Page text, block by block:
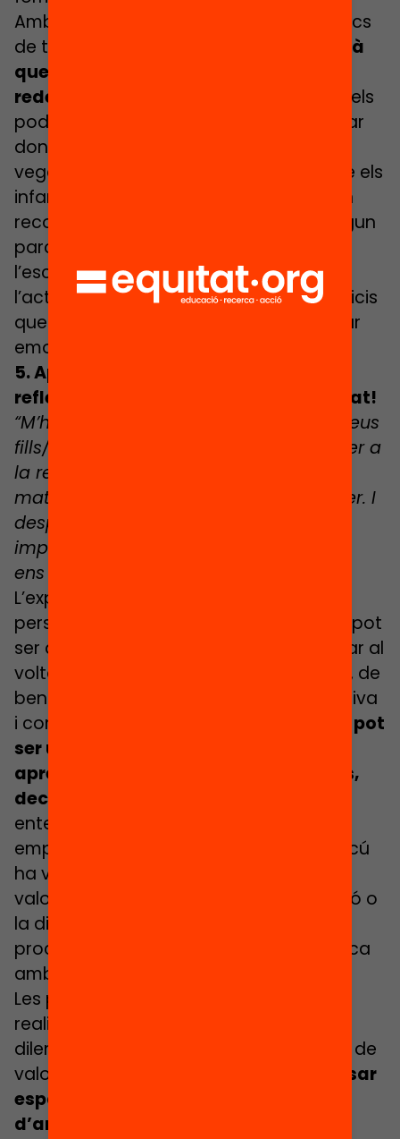
Amb la tornada als centres (escoles, llocs
de treball, equipaments…) també
caldrà
que ens donem la possibilitat de
redescobrir els espais
. D’explorar com els
podem habitar, com ens podem vincular
donada la nova situació. Oferint a la
vegada, propostes i accions per tal que els
infants, acompanyats dels adults pugin
reconnectar amb la natura (visitant algun
parc proper al centre, cuidant l’hort de
l’escola…) i potenciant l’exercici físic i
l’activitat a l’aire lliure per tots els beneficis
que impliquen a nivell de salut i benestar
emocional.
5. Aprenem de l’experiència: diàleg,
reflexió, comprensió crítica i creativitat!
“M’ha costat molt fer-li entendre als meus
fills/es que el millor per a nosaltres, i per a
la resta, era estar tancats perquè jo
mateix també m’havia d’autoconvèncer. I
després del viscut, amb tot el que ha
implicat, amb la incertesa actual, com
ens imaginem el món?”
L’experiència viscuda a nivell social i
personal, de confinament i obediència, pot
ser aprofitada per a dialogar i reflexionar al
voltant de cada vivència individual que, de
ben segur, no sempre haurà estat positiva
i compartida per tothom.
A les escoles pot
ser un bon moment per comprendre i
aprendre de la diversitat de posicions,
decisions i opinions
entendre la importància del bé comú o
empatitzar amb la manera com cadascú
ha viscut aquesta situació. Treballant
valors com la llibertat, el dret d’expressió o
la diversitat, a través del diàleg, els
processos reflexius i la comprensió crítica
amb els infants.
Les propostes i activitats que es poden
realitzar són molt diverses: simulacions,
dilemes morals, exercicis de clarificació de
valors… Però a més, serà necessari
pensar
espais i propostes en els que, a més
d’analitzar l’experiència viscuda, es